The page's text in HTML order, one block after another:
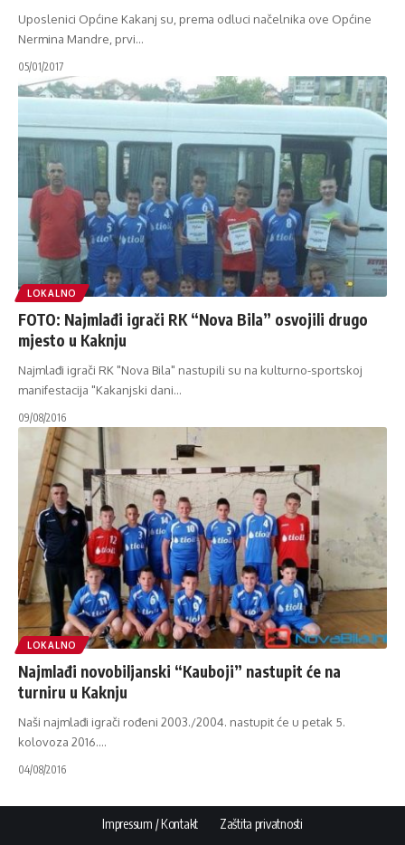
Uposlenici Općine Kakanj su, prema odluci načelnika ove Općine
Nermina Mandre, prvi…
05/01/2017
LOKALNO
FOTO: Najmlađi igrači RK “Nova Bila” osvojili drugo
mjesto u Kaknju
Najmlađi igrači RK "Nova Bila" nastupili su na kulturno-sportskoj
manifestacija "Kakanjski dani…
09/08/2016
LOKALNO
Najmlađi novobiljanski “Kauboji” nastupit će na
turniru u Kaknju
Naši najmlađi igrači rođeni 2003./2004. nastupit će u petak 5.
kolovoza 2016.…
04/08/2016
Impressum / Kontakt Zaštita privatnosti